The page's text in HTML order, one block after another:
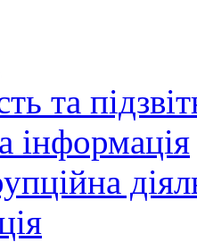
та
інформація